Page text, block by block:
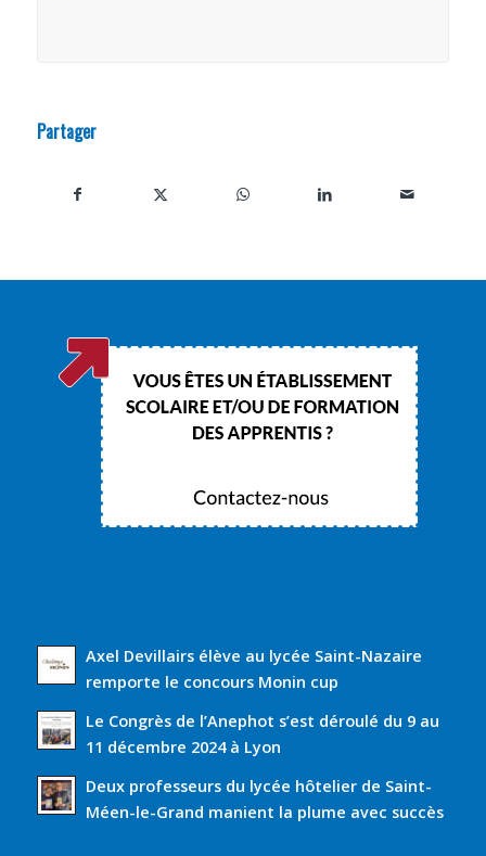
Partager
Axel Devillairs élève au lycée Saint-Nazaire
remporte le concours Monin cup
Le Congrès de l’Anephot s’est déroulé du 9 au
11 décembre 2024 à Lyon
Deux professeurs du lycée hôtelier de Saint-
Méen-le-Grand manient la plume avec succès